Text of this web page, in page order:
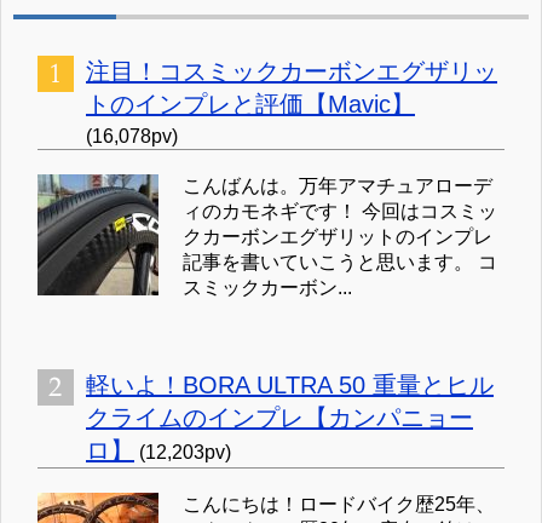
注目！コスミックカーボンエグザリッ
トのインプレと評価【Mavic】
(16,078pv)
こんばんは。万年アマチュアローデ
ィのカモネギです！ 今回はコスミッ
クカーボンエグザリットのインプレ
記事を書いていこうと思います。 コ
スミックカーボン...
軽いよ！BORA ULTRA 50 重量とヒル
クライムのインプレ【カンパニョー
ロ】
(12,203pv)
こんにちは！ロードバイク歴25年、